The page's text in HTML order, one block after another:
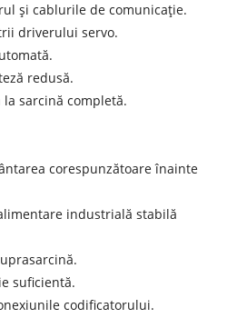
și cablurile de comunicație.
driverului servo.
redusă.
sarcină completă.
corespunzătoare înainte
industrială stabilă
suficientă.
codificatorului.